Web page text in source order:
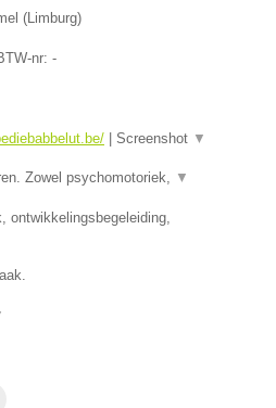
(Limburg)
nr: -
Screenshot ▼
Zowel psychomotoriek, ▼
ontwikkelingsbegeleiding,